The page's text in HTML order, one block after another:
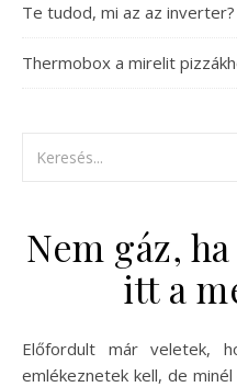
Te tudod, mi az az inverter?
Thermobox a mirelit
Nem gáz,
itt a
Előfordult már veletek, hogy tudtátok, hogy valamire
emlékeznetek kell, de